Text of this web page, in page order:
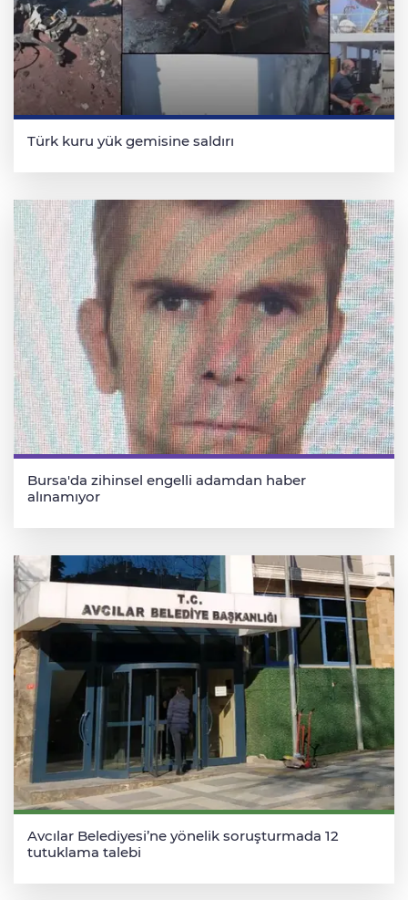
Türk kuru yük gemisine saldırı
Bursa'da zihinsel engelli adamdan haber
alınamıyor
Avcılar Belediyesi’ne yönelik soruşturmada 12
tutuklama talebi